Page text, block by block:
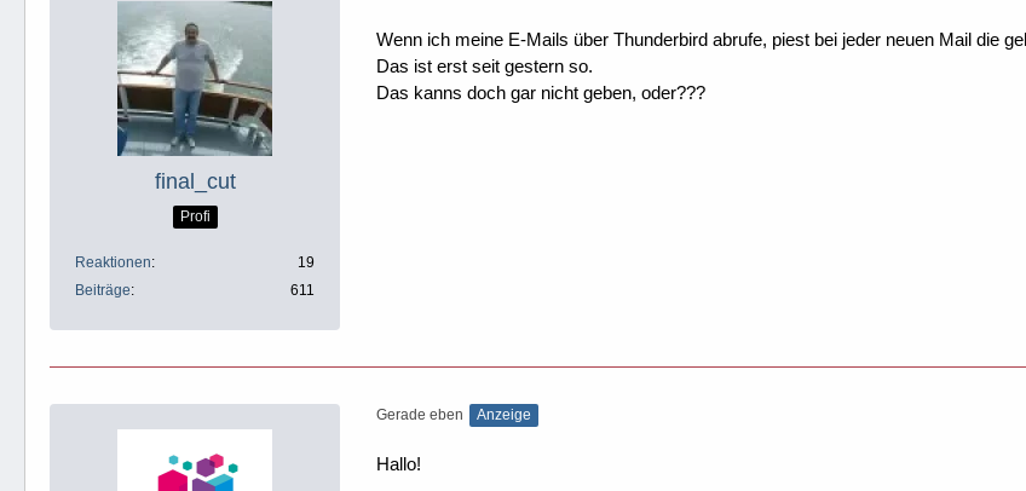
final_cut
Profi
Reaktionen
19
Beiträge
611
Wenn ich meine E-Mails über Thunderbird abrufe, piest bei jeder neuen Mail die
Das ist erst seit gestern so.
Das kanns doch gar nicht geben, oder???
Gerade eben Anzeige
Hallo!